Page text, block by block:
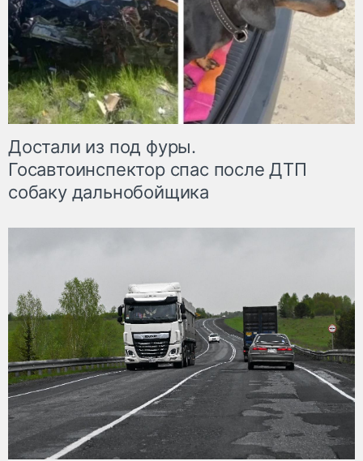
Достали из под фуры.
Госавтоинспектор спас после ДТП
собаку дальнобойщика